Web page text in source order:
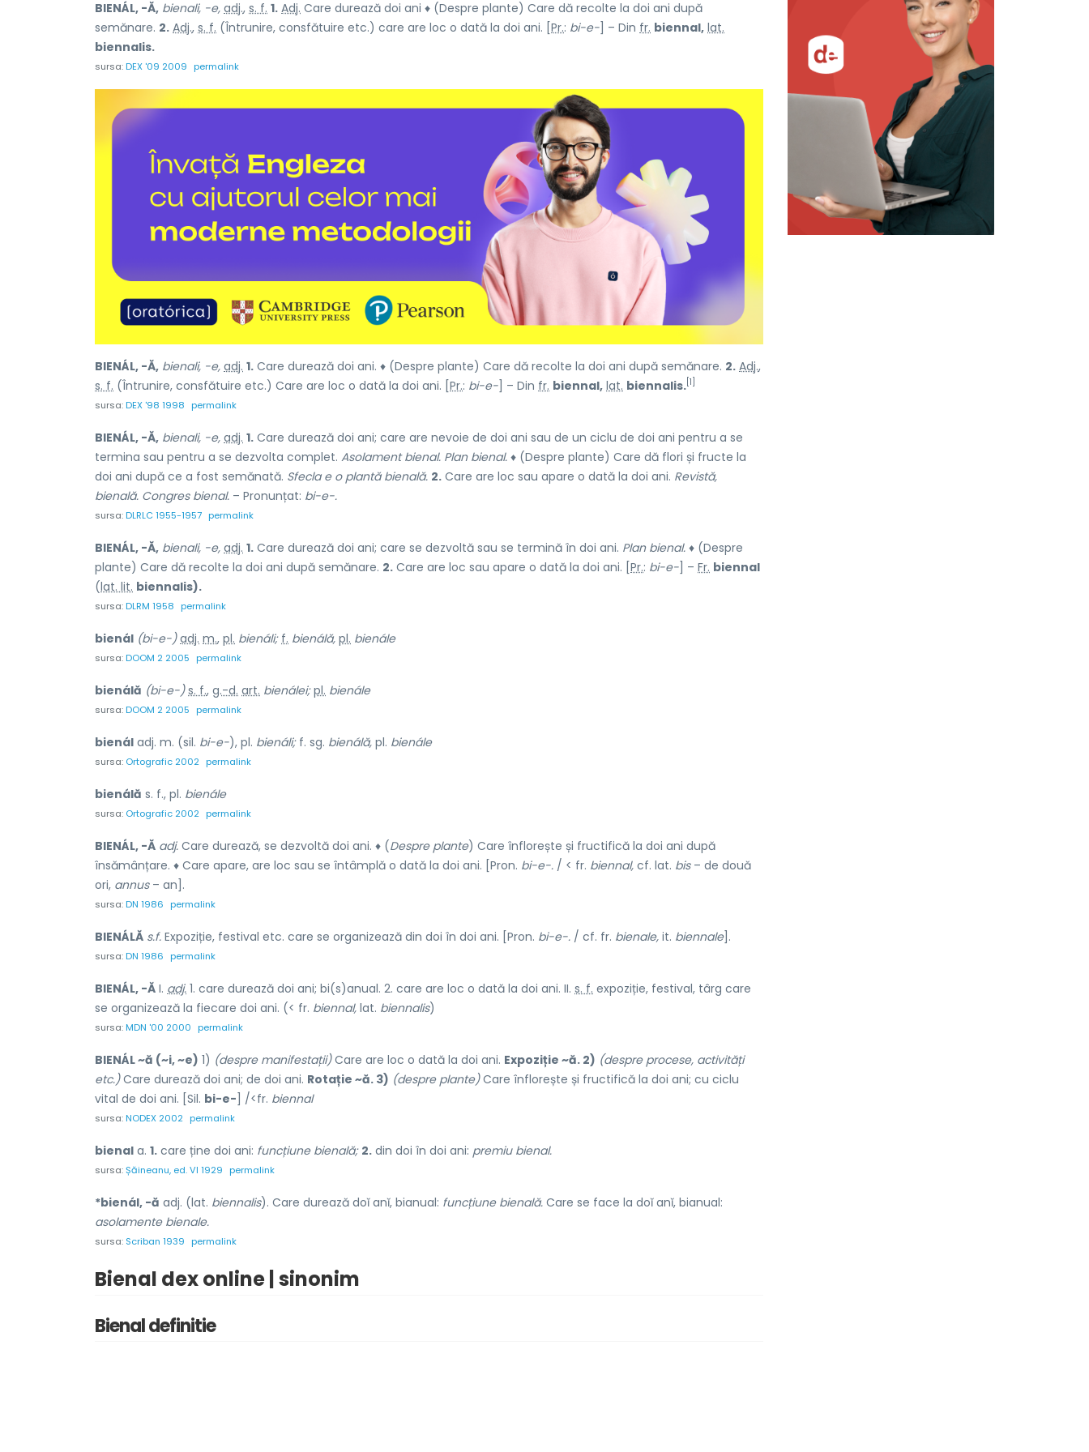
BIENÁL, -Ă, bienali, -e, adj., s. f. 1. Adj. Care durează doi ani ♦ (Despre plante) Care dă recolte la doi ani după
semănare. 2. Adj., s. f. (Întrunire, consfătuire etc.) care are loc o dată la doi ani. [ Pr.: bi-e- ] – Din fr. biennal, lat.
biennalis.
sursa:DEX '09 2009 permalink
BIENÁL, -Ă, bienali, -e, adj. 1. Care durează doi ani. ♦ (Despre plante) Care dă recolte la doi ani după semănare. 2. Adj.,
s. f. (Întrunire, consfătuire etc.) Care are loc o dată la doi ani. [Pr.: bi-e-] – Din fr. biennal, lat. biennalis. [1]
sursa:DEX '98 1998 permalink
BIENÁL, -Ă, bienali, -e, adj. 1. Care durează doi ani; care are nevoie de doi ani sau de un ciclu de doi ani pentru a se
termina sau pentru a se dezvolta complet. Asolament bienal. Plan bienal. ♦ (Despre plante) Care dă flori și fructe la
doi ani după ce a fost semănată. Sfecla e o plantă bienală. 2. Care are loc sau apare o dată la doi ani. Revistă,
bienală. Congres bienal. – Pronunțat: bi-e-.
sursa:DLRLC 1955-1957 permalink
BIENÁL, -Ă, bienali, -e, adj. 1. Care durează doi ani; care se dezvoltă sau se termină în doi ani. Plan bienal. ♦ (Despre
plante) Care dă recolte la doi ani după semănare. 2. Care are loc sau apare o dată la doi ani. [Pr.: bi-e-] – Fr. biennal
(lat. lit. biennalis).
sursa:DLRM 1958 permalink
bienál (bi-e-) adj. m., pl. bienáli; f. bienálă, pl. bienále
sursa:DOOM 2 2005 permalink
bienálă (bi-e-) s. f., g.-d. art. bienálei; pl. bienále
sursa:DOOM 2 2005 permalink
bienál adj. m. (sil. bi-e-), pl. bienáli;f. sg. bienálă, pl. bienále
sursa: Ortografic 2002 permalink
bienálă s. f., pl. bienále
sursa: Ortografic 2002 permalink
BIENÁL, -Ă adj. Care durează, se dezvoltă doi ani. ♦ (Despre plante) Care înflorește și fructifică la doi ani după
însămânțare. ♦ Care apare, are loc sau se întâmplă o dată la doi ani. [Pron. bi-e-. / < fr. biennal, cf. lat. bis– de două
ori, annus– an].
sursa:DN 1986 permalink
BIENÁLĂ s.f. Expoziție, festival etc. care se organizează din doi în doi ani. [Pron. bi-e-. / cf. fr. bienale, it. biennale].
sursa:DN 1986 permalink
BIENÁL, -Ă I. adj. 1. care durează doi ani; bi(s)anual. 2. care are loc o dată la doi ani. II. s. f. expoziție, festival, târg care
se organizează la fiecare doi ani. (< fr. biennal, lat. biennalis)
sursa:MDN '00 2000 permalink
BIENÁL ~ă (~i, ~e) 1) (despre manifestații)Care are loc o dată la doi ani. Expoziție ~ă. 2) (despre procese, activități
etc.)Care durează doi ani; de doi ani. Rotație ~ă. 3) (despre plante)Care înflorește și fructifică la doi ani; cu ciclu
vital de doi ani. [Sil. bi-e-] /<fr. biennal
sursa:NODEX 2002 permalink
bienal a. 1. care ține doi ani: funcțiune bienală; 2. din doi în doi ani: premiu bienal.
sursa:Șăineanu, ed. VI 1929 permalink
*bienál, -ă adj. (lat. biennalis). Care durează doĭ anĭ, bianual: funcțiune bienală. Care se face la doĭ anĭ, bianual:
asolamente bienale.
sursa: Scriban 1939 permalink
Bienal dex online | sinonim
Bienal definitie